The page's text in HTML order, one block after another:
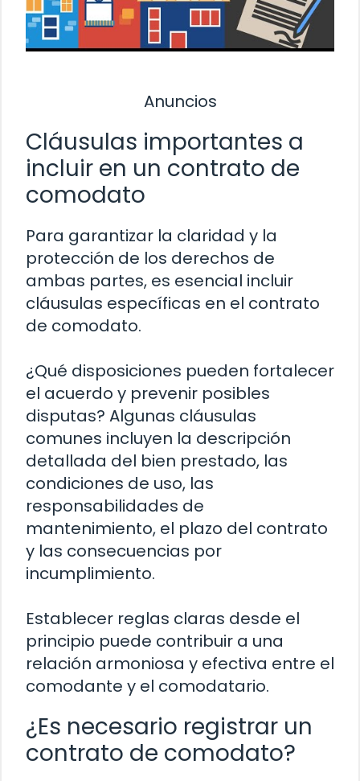
Anuncios
Cláusulas importantes a
incluir en un contrato de
comodato
Para garantizar la claridad y la
protección de los derechos de
ambas partes, es esencial incluir
cláusulas específicas en el contrato
de comodato.
¿Qué disposiciones pueden fortalecer
el acuerdo y prevenir posibles
disputas? Algunas cláusulas
comunes incluyen la descripción
detallada del bien prestado, las
condiciones de uso, las
responsabilidades de
mantenimiento, el plazo del contrato
y las consecuencias por
incumplimiento.
Establecer reglas claras desde el
principio puede contribuir a una
relación armoniosa y efectiva entre el
comodante y el comodatario.
¿Es necesario registrar un
contrato de comodato?